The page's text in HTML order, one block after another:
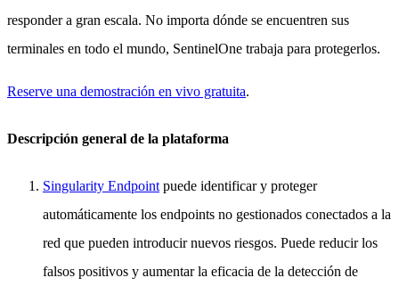
responder a gran escala. No importa dónde se encuentren sus
terminales en todo el mundo, SentinelOne trabaja para protegerlos.
Reserve una demostración en vivo gratuita.
Descripción general de la plataforma
Singularity Endpoint puede identificar y proteger
automáticamente los endpoints no gestionados conectados a la
red que pueden introducir nuevos riesgos. Puede reducir los
falsos positivos y aumentar la eficacia de la detección de